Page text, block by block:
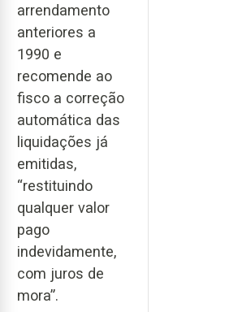
arrendamento
anteriores a
1990 e
recomende ao
fisco a correção
automática das
liquidações já
emitidas,
“restituindo
qualquer valor
pago
indevidamente,
com juros de
mora”.